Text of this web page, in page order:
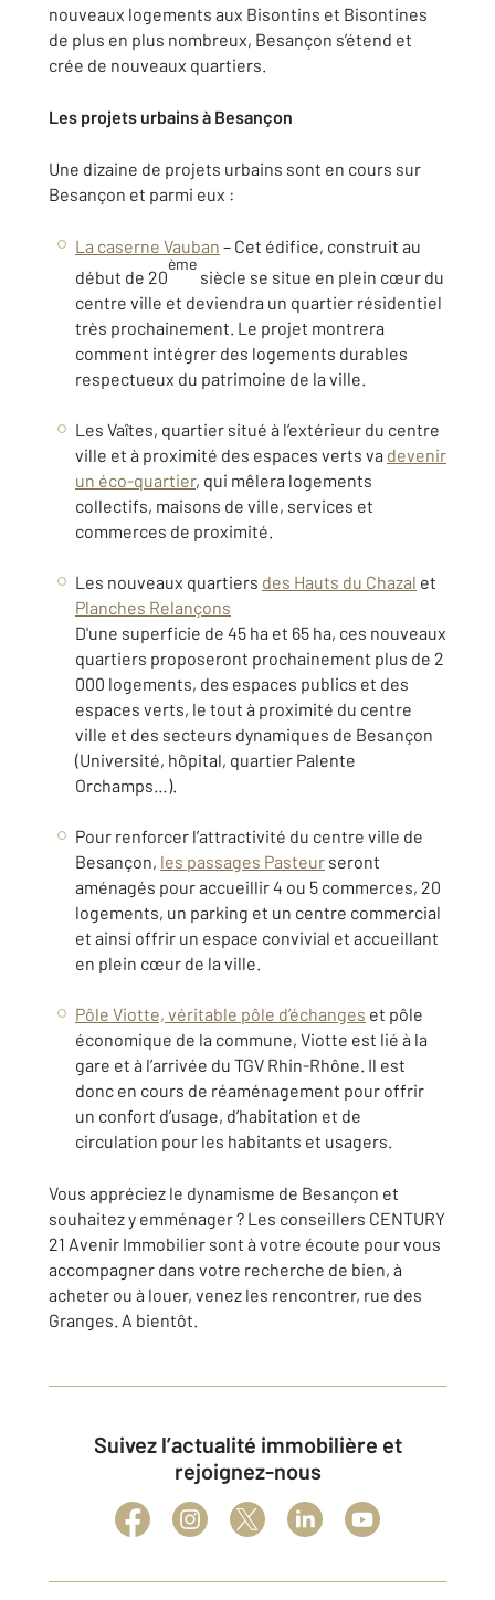
nouveaux logements aux Bisontins et Bisontines
de plus en plus nombreux, Besançon s’étend et
crée de nouveaux quartiers.
Les projets urbains à Besançon
Une dizaine de projets urbains sont en cours sur
Besançon et parmi eux :
La caserne Vauban – Cet édifice, construit au
début de 20
ème
siècle se situe en plein cœur du
centre ville et deviendra un quartier résidentiel
très prochainement. Le projet montrera
comment intégrer des logements durables
respectueux du patrimoine de la ville.
Les Vaîtes, quartier situé à l’extérieur du centre
ville et à proximité des espaces verts va devenir
un éco-quartier, qui mêlera logements
collectifs, maisons de ville, services et
commerces de proximité.
Les nouveaux quartiers des Hauts du Chazal et
Planches Relançons
D'une superficie de 45 ha et 65 ha, ces nouveaux
quartiers proposeront prochainement plus de 2
000 logements, des espaces publics et des
espaces verts, le tout à proximité du centre
ville et des secteurs dynamiques de Besançon
(Université, hôpital, quartier Palente
Orchamps…).
Pour renforcer l’attractivité du centre ville de
Besançon, les passages Pasteur seront
aménagés pour accueillir 4 ou 5 commerces, 20
logements, un parking et un centre commercial
et ainsi offrir un espace convivial et accueillant
en plein cœur de la ville.
Pôle Viotte, véritable pôle d’échanges et pôle
économique de la commune, Viotte est lié à la
gare et à l’arrivée du TGV Rhin-Rhône. Il est
donc en cours de réaménagement pour offrir
un confort d’usage, d’habitation et de
circulation pour les habitants et usagers.
Vous appréciez le dynamisme de Besançon et
souhaitez y emménager ? Les conseillers CENTURY
21 Avenir Immobilier sont à votre écoute pour vous
accompagner dans votre recherche de bien, à
acheter ou à louer, venez les rencontrer, rue des
Granges. A bientôt.
Suivez l’actualité immobilière et
rejoignez-nous